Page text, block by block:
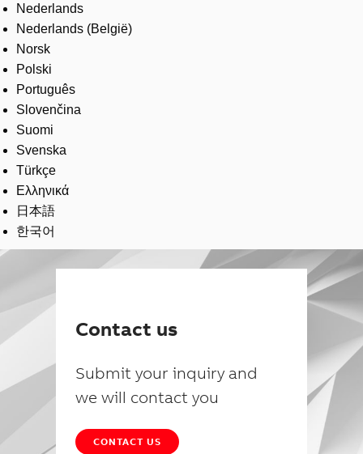
Nederlands
Nederlands (België)
Norsk
Polski
Português
Slovenčina
Suomi
Svenska
Türkçe
Ελληνικά
日本語
한국어
Contact us
Submit your inquiry and
we will contact you
CONTACT US